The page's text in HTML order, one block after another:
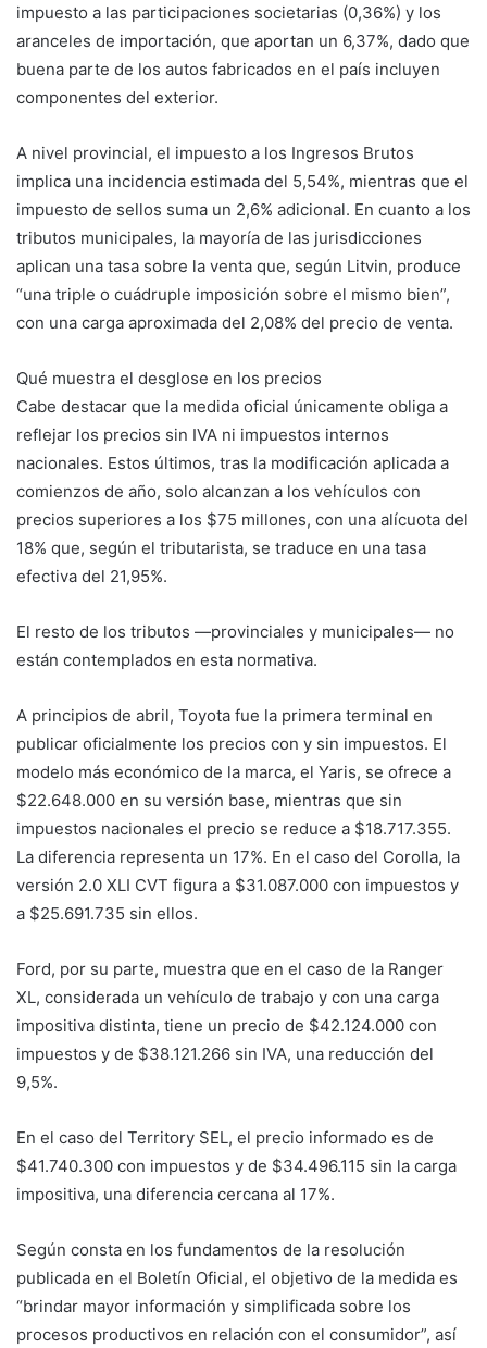
impuesto a las participaciones societarias (0,36%) y los
aranceles de importación, que aportan un 6,37%, dado que
buena parte de los autos fabricados en el país incluyen
componentes del exterior.
A nivel provincial, el impuesto a los Ingresos Brutos
implica una incidencia estimada del 5,54%, mientras que el
impuesto de sellos suma un 2,6% adicional. En cuanto a los
tributos municipales, la mayoría de las jurisdicciones
aplican una tasa sobre la venta que, según Litvin, produce
“una triple o cuádruple imposición sobre el mismo bien”,
con una carga aproximada del 2,08% del precio de venta.
Qué muestra el desglose en los precios
Cabe destacar que la medida oficial únicamente obliga a
reflejar los precios sin IVA ni impuestos internos
nacionales. Estos últimos, tras la modificación aplicada a
comienzos de año, solo alcanzan a los vehículos con
precios superiores a los $75 millones, con una alícuota del
18% que, según el tributarista, se traduce en una tasa
efectiva del 21,95%.
El resto de los tributos —provinciales y municipales— no
están contemplados en esta normativa.
A principios de abril, Toyota fue la primera terminal en
publicar oficialmente los precios con y sin impuestos. El
modelo más económico de la marca, el Yaris, se ofrece a
$22.648.000 en su versión base, mientras que sin
impuestos nacionales el precio se reduce a $18.717.355.
La diferencia representa un 17%. En el caso del Corolla, la
versión 2.0 XLI CVT figura a $31.087.000 con impuestos y
a $25.691.735 sin ellos.
Ford, por su parte, muestra que en el caso de la Ranger
XL, considerada un vehículo de trabajo y con una carga
impositiva distinta, tiene un precio de $42.124.000 con
impuestos y de $38.121.266 sin IVA, una reducción del
9,5%.
En el caso del Territory SEL, el precio informado es de
$41.740.300 con impuestos y de $34.496.115 sin la carga
impositiva, una diferencia cercana al 17%.
Según consta en los fundamentos de la resolución
publicada en el Boletín Oficial, el objetivo de la medida es
“brindar mayor información y simplificada sobre los
procesos productivos en relación con el consumidor”, así